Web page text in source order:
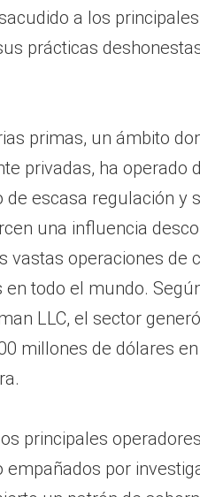
a los
prácticas
primas, un ámbito
privadas, ha operado
escasa regulación y
una influencia
vastas operaciones de
todo el mundo.
LLC, el sector
millones de dólares
principales
empañados por